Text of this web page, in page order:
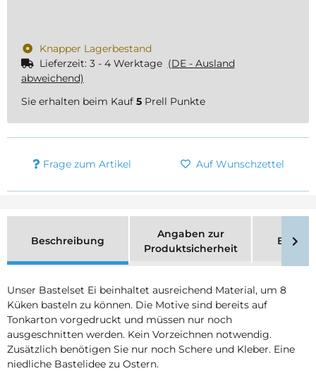
Knapper Lagerbestand
Lieferzeit: 3 - 4 Werktage (DE - Ausland
abweichend)
Sie erhalten beim Kauf 5 Prell Punkte
Frage zum Artikel Auf Wunschzettel
Beschreibung
Angaben zur
Produktsicherheit
Unser Bastelset Ei beinhaltet ausreichend Material, um 8
Küken basteln zu können. Die Motive sind bereits auf
Tonkarton vorgedruckt und müssen nur noch
ausgeschnitten werden. Kein Vorzeichnen notwendig.
Zusätzlich benötigen Sie nur noch Schere und Kleber. Eine
niedliche Bastelidee zu Ostern.